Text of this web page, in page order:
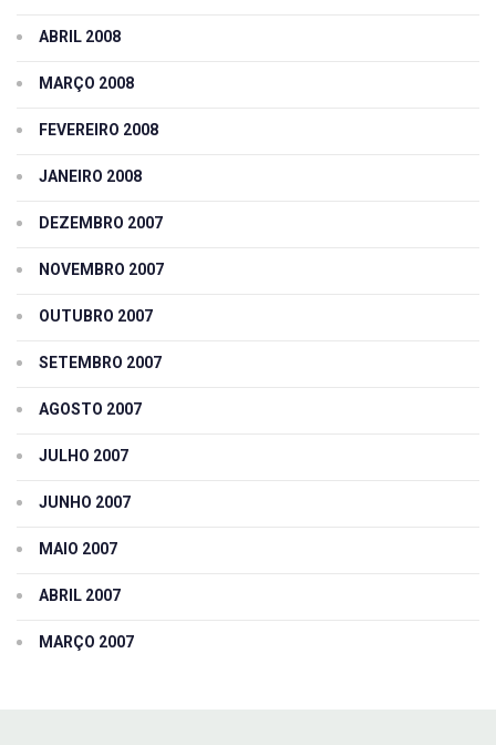
ABRIL 2008
MARÇO 2008
FEVEREIRO 2008
JANEIRO 2008
DEZEMBRO 2007
NOVEMBRO 2007
OUTUBRO 2007
SETEMBRO 2007
AGOSTO 2007
JULHO 2007
JUNHO 2007
MAIO 2007
ABRIL 2007
MARÇO 2007